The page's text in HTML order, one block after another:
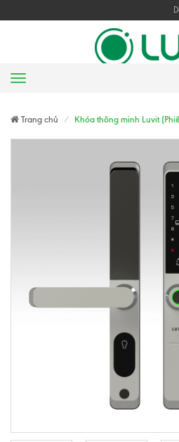
Menu
Trang chủ Khóa thông minh Luvit